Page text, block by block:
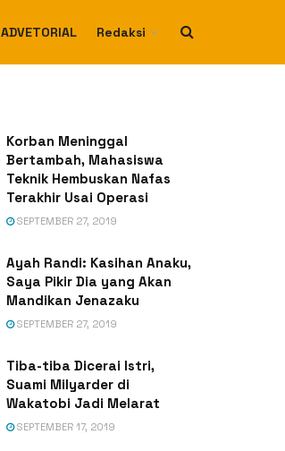
ADVETORIAL Redaksi
Korban Meninggal
Bertambah, Mahasiswa
Teknik Hembuskan Nafas
Terakhir Usai Operasi
SEPTEMBER 27, 2019
Ayah Randi: Kasihan Anaku,
Saya Pikir Dia yang Akan
Mandikan Jenazaku
SEPTEMBER 27, 2019
Tiba-tiba Dicerai Istri,
Suami Milyarder di
Wakatobi Jadi Melarat
SEPTEMBER 17, 2019